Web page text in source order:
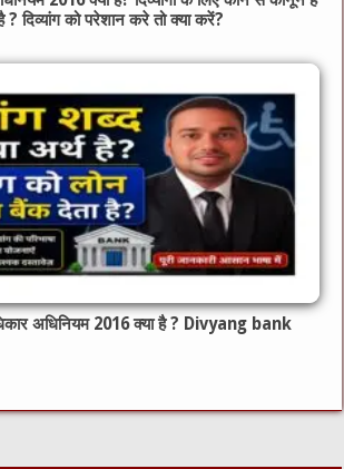
? दिव्यांग को परेशान करे तो क्या करें?
अधिनियम 2016 क्या है ? Divyang bank